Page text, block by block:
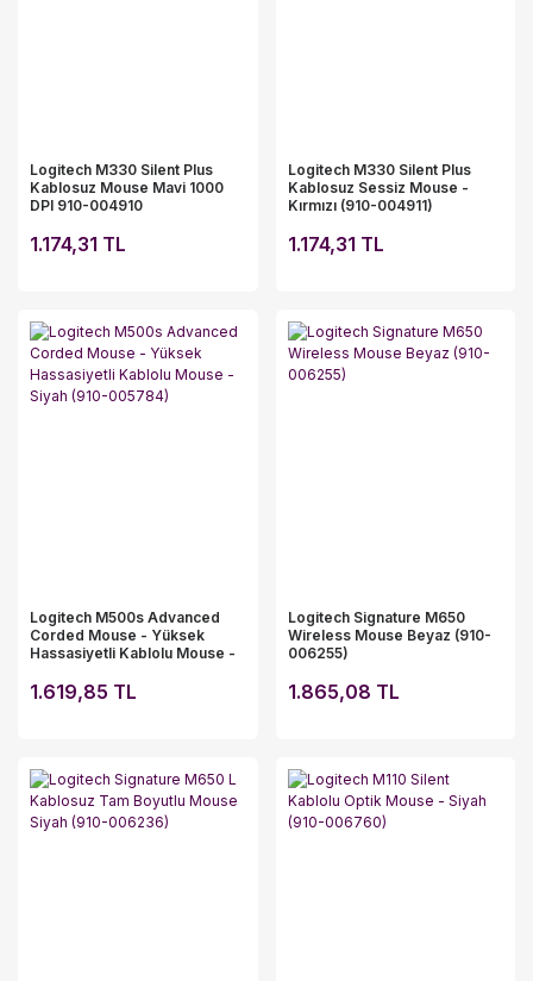
Logitech M330 Silent Plus
Kablosuz Mouse Mavi 1000
DPI 910-004910
1.174,31 TL
Logitech M330 Silent Plus
Kablosuz Sessiz Mouse -
Kırmızı (910-004911)
1.174,31 TL
Logitech M500s Advanced
Corded Mouse - Yüksek
Hassasiyetli Kablolu Mouse -
1.619,85 TL
Logitech Signature M650
Wireless Mouse Beyaz (910-
006255)
1.865,08 TL